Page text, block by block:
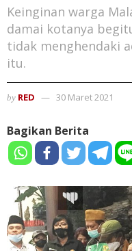
Keinginan warga
damai kotanya
tidak menghendaki
itu.
by RED 30 Maret 2021
Bagikan Berita